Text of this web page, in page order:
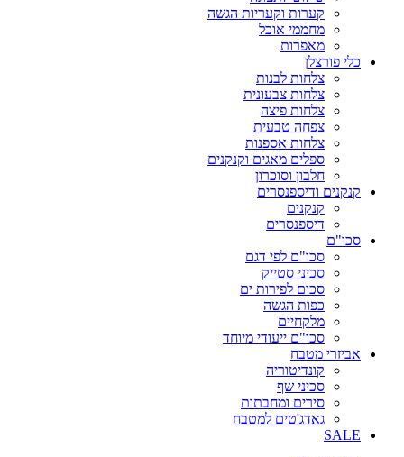
קערות וקעריות הגשה
מחממי אוכל
מאפרות
כלי פורצלן
צלחות לבנות
צלחות צבעונית
צלחות פיצה
צפחה טבעית
צלחות אספנות
ספלים מאגים וקנקנים
חלבון וסוכרון
קנקנים ודיספנסרים
קנקנים
דיספנסרים
סכו"ם
סכו"ם לפי דגם
סכיני סטייק
סכום לפירות ים
כפות הגשה
מלקחיים
סכו"ם ייעודי מיוחד
אביזרי מטבח
קונדיטוריה
סכיני שף
סירים ומחבתות
גאדג'טים למטבח
SALE